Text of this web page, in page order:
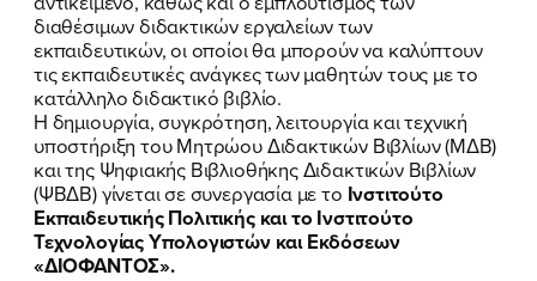
διαθέσιμων διδακτικών εργαλείων των
εκπαιδευτικών, οι οποίοι θα μπορούν να καλύπτουν
τις εκπαιδευτικές ανάγκες των μαθητών τους με το
κατάλληλο διδακτικό βιβλίο.
Η δημιουργία, συγκρότηση, λειτουργία και τεχνική
υποστήριξη του Μητρώου Διδακτικών Βιβλίων (ΜΔΒ)
και της Ψηφιακής Βιβλιοθήκης Διδακτικών Βιβλίων
(ΨΒΔΒ) γίνεται σε συνεργασία με το Ινστιτούτο
Εκπαιδευτικής Πολιτικής και το Ινστιτούτο
Τεχνολογίας Υπολογιστών και Εκδόσεων
«ΔΙΟΦΑΝΤΟΣ».